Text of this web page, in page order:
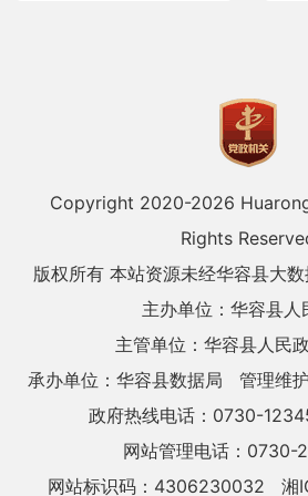
Copyright 2020-2026
Rights
版权所有 本站资源未经华容县大
主办单位：华容县人
主管单位：华容县人民
承办单位：华容县数据局
管理维
政府热线电话：0730-
网站管理电话：0730-
网站标识码：4306230032
湘